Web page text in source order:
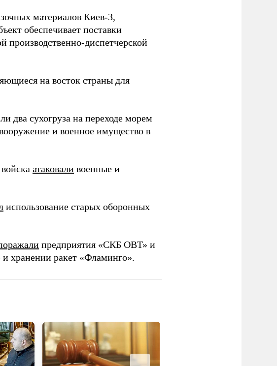
материалов Киев-3,
обеспечивает поставки
производственно-диспетчерской
на восток страны для
два сухогруза на переходе морем
и военное имущество в
атаковали военные и
использование старых оборонных
предприятия «СКБ ОВТ» и
хранении ракет «Фламинго».